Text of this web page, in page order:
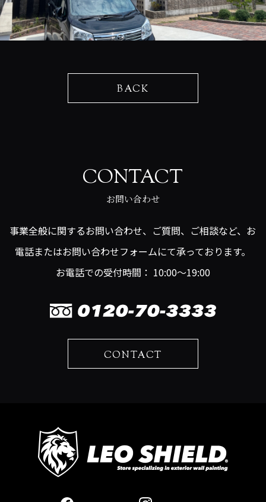
BACK
CONTACT
お問い合わせ
事業全般に関するお問い合わせ、ご質問、ご相談など、お
電話またはお問い合わせフォームにて承っております。
お電話での受付時間： 10:00～19:00
CONTACT